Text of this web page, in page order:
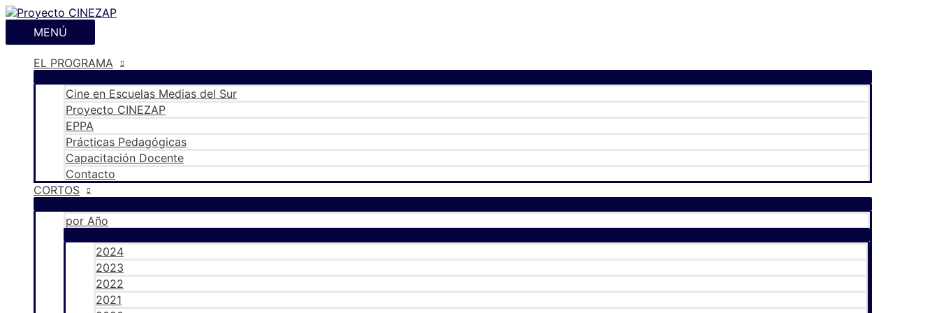
Ir
contenido
MENÚ
MENÚ
EL PROGRAMA
Cine en Escuelas Medias del Sur
Proyecto CINEZAP
EPPA
Prácticas Pedagógicas
Capacitación Docente
Contacto
CORTOS
por Año
2024
2023
2022
2021